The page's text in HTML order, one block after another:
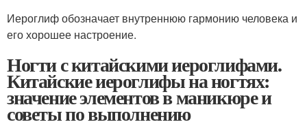
Иероглиф обозначает внутреннюю гармонию человека и
его хорошее настроение.
Ногти с китайскими иероглифами.
Китайские иероглифы на ногтях:
значение элементов в маникюре и
советы по выполнению